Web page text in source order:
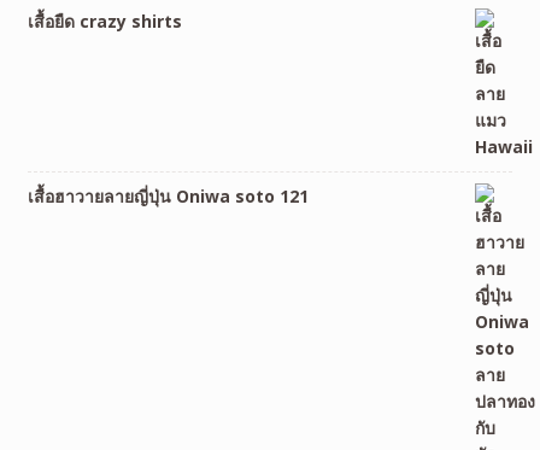
เสื้อยืด crazy shirts
เสื้อฮาวายลายญี่ปุ่น Oniwa soto 121